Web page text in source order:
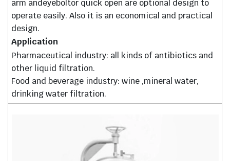
arm andeyeboltor quick open are optional design to
operate easily. Also it is an economical and practical
design.
Application
Pharmaceutical industry: all kinds of antibiotics and
other liquid filtration.
Food and beverage industry: wine ,mineral water,
drinking water filtration.